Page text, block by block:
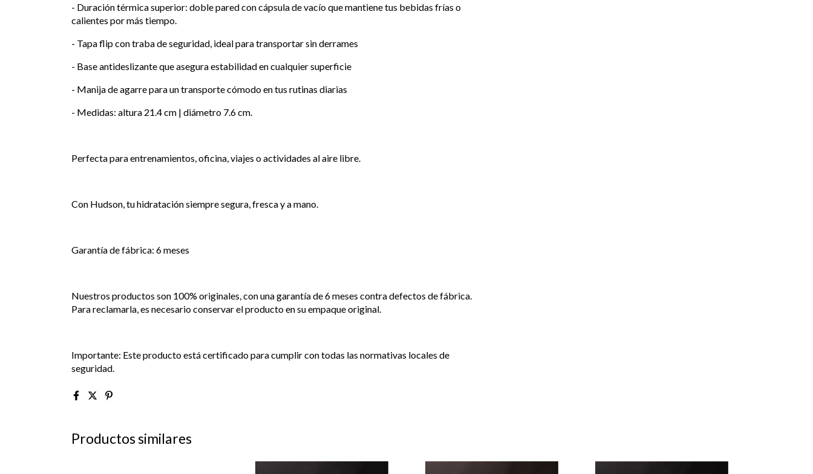
- Duración térmica superior: doble pared con cápsula de vacío que mantiene tus bebidas frías o
calientes por más tiempo.
- Tapa flip con traba de seguridad, ideal para transportar sin derrames
- Base antideslizante que asegura estabilidad en cualquier superficie
- Manija de agarre para un transporte cómodo en tus rutinas diarias
- Medidas: altura 21.4 cm | diámetro 7.6 cm.
Perfecta para entrenamientos, oficina, viajes o actividades al aire libre.
Con Hudson, tu hidratación siempre segura, fresca y a mano.
Garantía de fábrica: 6 meses
Nuestros productos son 100% originales, con una garantía de 6 meses contra defectos de fábrica.
Para reclamarla, es necesario conservar el producto en su empaque original.
Importante: Este producto está certificado para cumplir con todas las normativas locales de
seguridad.
Productos similares